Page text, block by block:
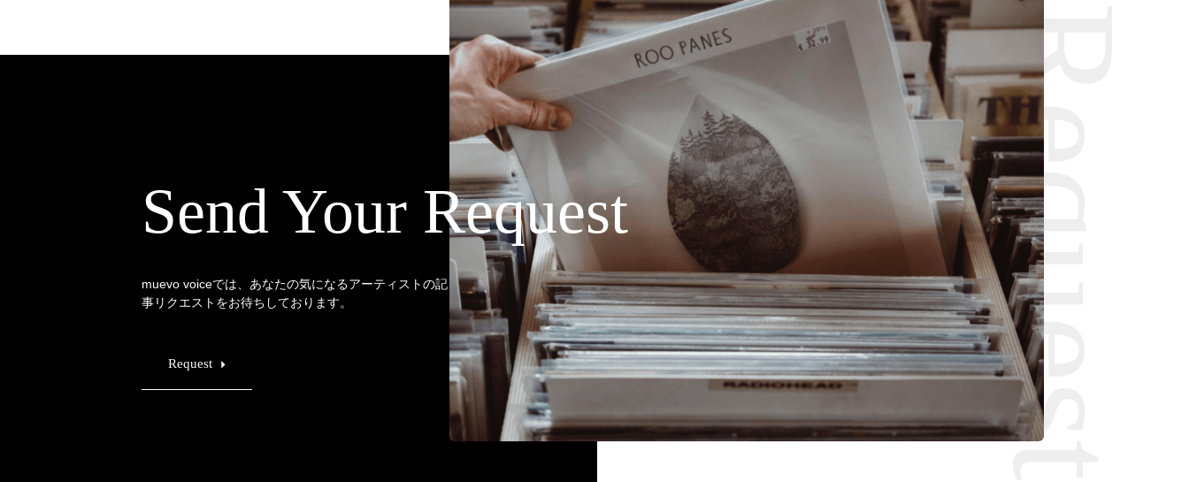
Request
Send Your Request
muevo voiceでは、あなたの気になるアーティストの記
事リクエストをお待ちしております。
Request